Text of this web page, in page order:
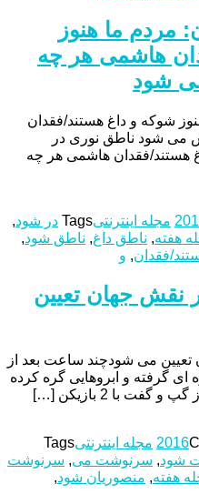
مردم ما هنوز
هاشمی هر چه
شود
شوکه و داغ هستند/فقدان
می‌ شود ناطق نوری در
هستند/فقدان هاشمی هر چه
مجله اینترنتیTags در شود,
هفته, ناطق داغ, ناطق شود,
فقدان, و
نقش جهان تعیین
می شودچند ساعت بعد از
گرفته و ابروهایی گره کرده
با 2 بازیکن […]
مجله اینترنتیTags
شود, سرنوشت می, سرنوشت
هفته, منصوریان شود,